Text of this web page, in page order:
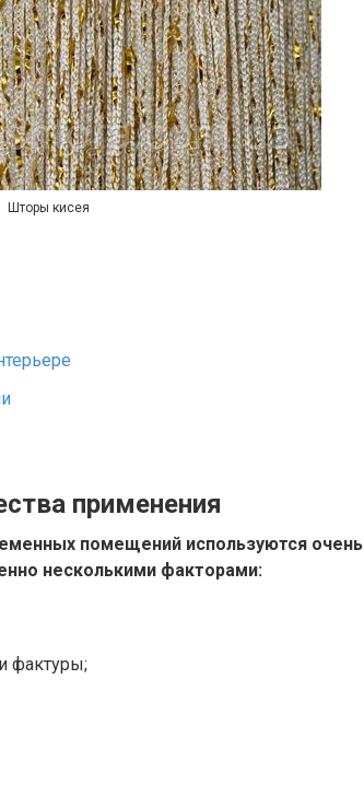
Шторы кисея
применения
помещений используются очень
несколькими факторами:
фактуры;